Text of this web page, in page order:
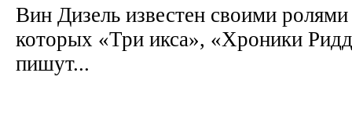
Вин Дизель известен своими
которых «Три икса», «Хроники
пишут...